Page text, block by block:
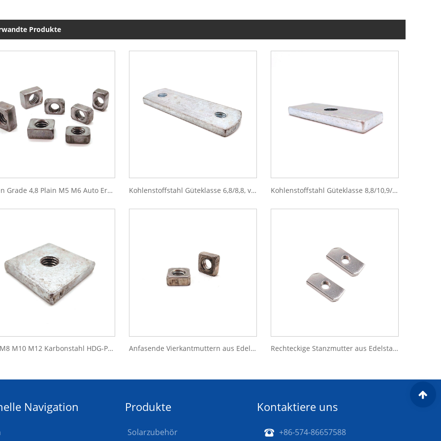
Produkte
Eisen Grade 4,8 Plain M5 M6 Auto Ersatzteile Rechteck Vierkantmutter Kohlenstoffstahl Güteklasse 6,8/8,8, verzinkt, nicht standardmäßige, rechteckige Zweilochmutter mit Prägung Kohlenstoffstahl Güteklasse 8,8/10,9/12,9, blau-weiß, verzinkt, lange, rechteckige, dünne Mutter
M6 M8 M10 M12 Karbonstahl HDG-Prägung, quadratische, dünne Mutter Anfasende Vierkantmuttern aus Edelstahl SS201/SS304/SS316 Rechteckige Stanzmutter aus Edelstahl SS201 SS304
Navigation Produkte
Solarzubehör
Kontaktiere uns
+86-574-86657588